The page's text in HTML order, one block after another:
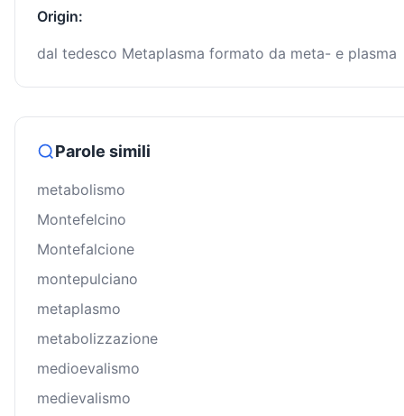
Origin:
dal tedesco Metaplasma formato da meta- e plasma
Parole simili
metabolismo
Montefelcino
Montefalcione
montepulciano
metaplasmo
metabolizzazione
medioevalismo
medievalismo